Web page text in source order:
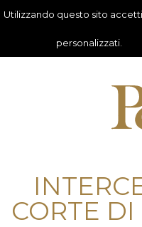
Utilizzando questo sito
personalizzati.
CORTE